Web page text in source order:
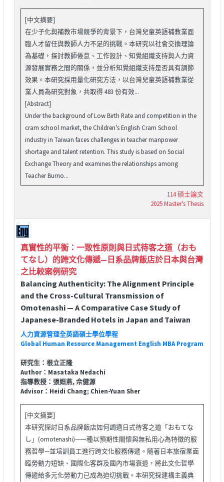
[中文摘要]
在少子化與補教市場競爭的背景下，台灣兒童英語補教業面
臨人才留任與教師人力不足的挑戰。本研究以社會交換理論
為基礎，探討教師倦怠、工作設計、知覺組織支持與人力資
源發展實務之間的關係，並分析知覺組織支持是否具有調節
效果。本研究採用量化研究方法，以台灣兒童英語補教業從
業人員為研究對象，共取得 483 份有效...
[Abstract]
Under the background of Low Birth Rate and competition in the
cram school market, the Children’s English Cram School
industry in Taiwan faces challenges in teacher manpower
shortage and talent retention. This study is based on Social
Exchange Theory and examines the relationships among
Teacher Burno...
114 碩士論文
2025 Master's Thesis
真實性的平衡：一致性原則與日式待客之道（おも
てなし）的跨文化傳遞—日系品牌飯店於日本與台灣
之比較案例研究
Balancing Authenticity: The Alignment Principle
and the Cross-Cultural Transmission of
Omotenashi — A Comparative Case Study of
Japanese-Branded Hotels in Japan and Taiwan
人力資源管理全英語碩士學位學程
Global Human Resource Management English MBA Program
研究生：根立正隆
Author：Masataka Nedachi
指導教授：張姮燕, 佘健源
Advisor：Heidi Chang; Chien-Yuan Sher
[中文摘要]
本研究探討日系品牌飯店如何調適日式待客之道「おもてな
し」(omotenashi)—一種以預期性關懷與無私用心為特徵的服
務哲學—並培訓員工進行跨文化服務傳遞。隨著日本旅宿業面
臨勞動力短缺、國際化客群及國內市場衰退，將此文化哲學
傳遞給多元化勞動力已成為迫切挑戰。本研究採建構主義典